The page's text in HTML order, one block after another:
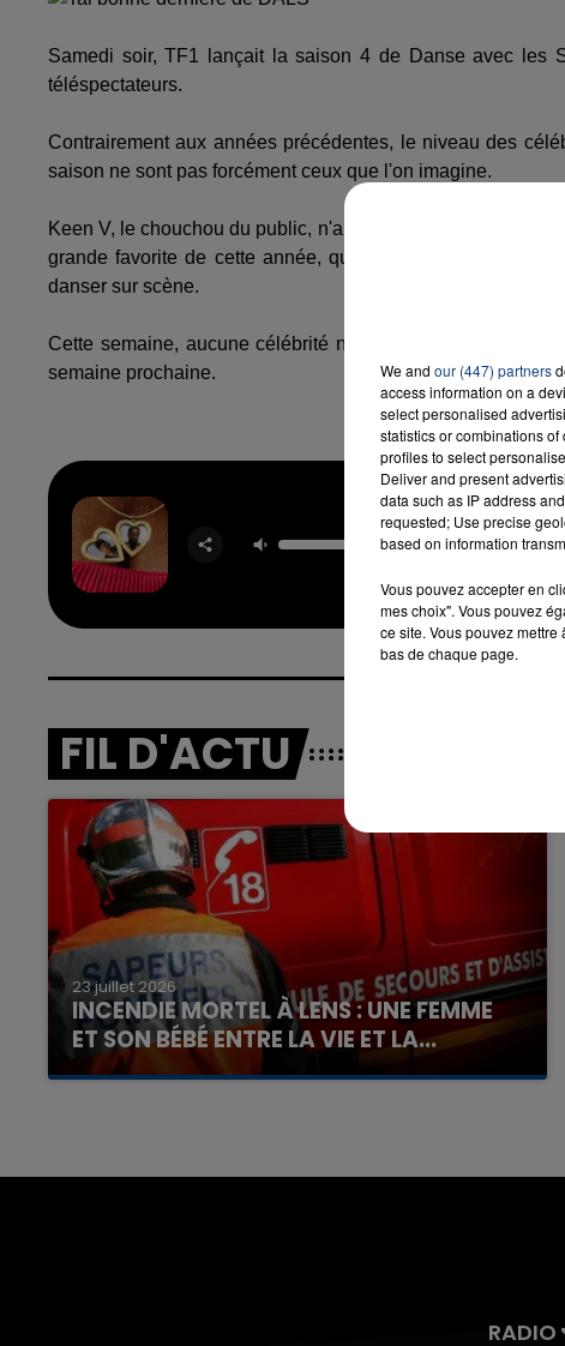
7h00 - 12h00
LA TEAM DU WEEK-END
Samedi soir, TF1 lançait la saison 4 de Danse avec les
téléspectateurs.
Contrairement aux années précédentes, le niveau des
saison ne sont pas forcément ceux que l'on imagine.
Keen V, le chouchou du public, n'a récolté que 26 points
grande favorite de cette année, qui se retrouve en
danser sur scène.
Cette semaine, aucune célébrité n'a été éliminée, un
semaine prochaine.
Reanyme
TAYC &
FIL D'ACTU
23 juillet 2026
INCENDIE MORTEL À LENS : UNE FEMME
ET SON BÉBÉ ENTRE LA VIE ET LA...
Un homme s'est immolé par le feu après avoir
7h00 - 12h00
La Team du Week-end
RADIO
We and our (447) partners
access information on a
select personalised
statistics or combinations
profiles to select
Deliver and present
data such as IP address
requested; Use precise
based on information
Vous pouvez accepter en
mes choix". Vous pouvez
ce site. Vous pouvez
bas de chaque page.